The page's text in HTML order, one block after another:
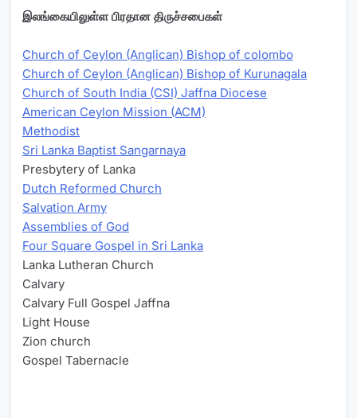
இலங்கையிலுள்ள பிரதான திருச்சபைகள்
Church of Ceylon (Anglican) Bishop of colombo
Church of Ceylon (Anglican) Bishop of Kurunagala
Church of South India (CSI) Jaffna Diocese
American Ceylon Mission (ACM)
Methodist
Sri Lanka Baptist Sangarnaya
Presbytery of Lanka
Dutch Reformed Church
Salvation Army
Assemblies of God
Four Square Gospel in Sri Lanka
Lanka Lutheran Church
Calvary
Calvary Full Gospel Jaffna
Light House
Zion church
Gospel Tabernacle